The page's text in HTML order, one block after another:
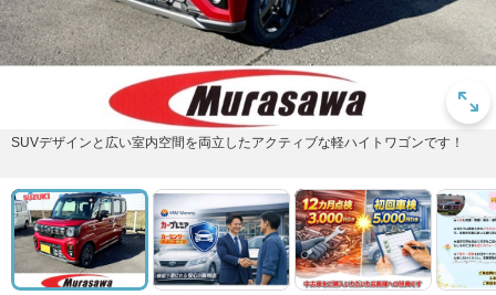
SUVデザインと広い室内空間を両立したアクティブな軽ハイトワゴンです！